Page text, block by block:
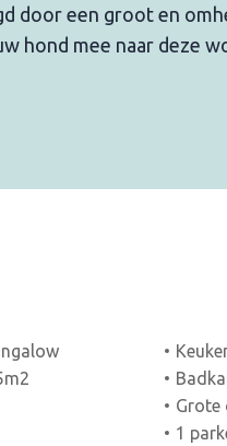
door een groot en
hond mee naar deze
Grote
1